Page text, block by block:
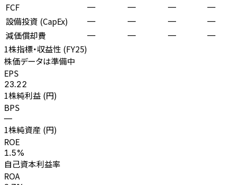
FCF — — — —
設備投資 (CapEx) — — — —
減価償却費 — — — —
1株指標・収益性 (FY25)
株価データは準備中
EPS
23.22
1株純利益 (円)
BPS
—
1株純資産 (円)
ROE
1.5%
自己資本利益率
ROA